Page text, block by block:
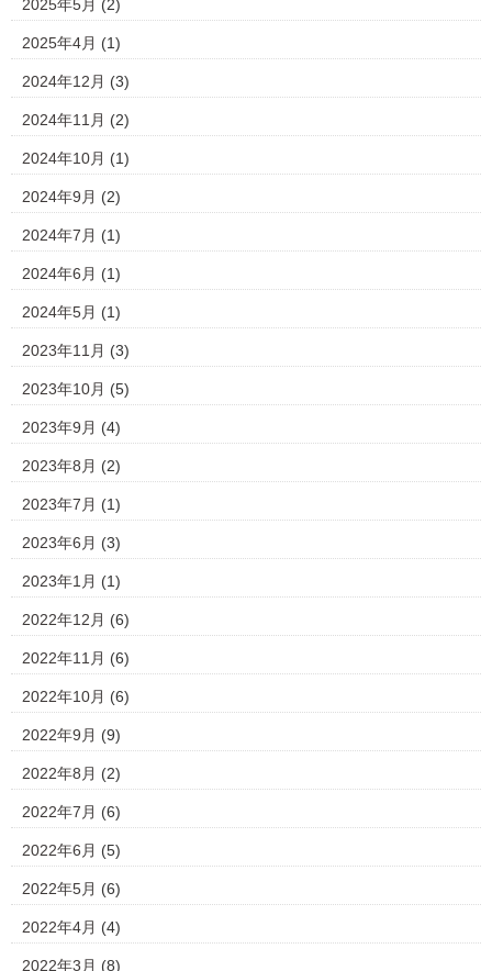
2025年5月 (2)
2025年4月 (1)
2024年12月 (3)
2024年11月 (2)
2024年10月 (1)
2024年9月 (2)
2024年7月 (1)
2024年6月 (1)
2024年5月 (1)
2023年11月 (3)
2023年10月 (5)
2023年9月 (4)
2023年8月 (2)
2023年7月 (1)
2023年6月 (3)
2023年1月 (1)
2022年12月 (6)
2022年11月 (6)
2022年10月 (6)
2022年9月 (9)
2022年8月 (2)
2022年7月 (6)
2022年6月 (5)
2022年5月 (6)
2022年4月 (4)
2022年3月 (8)